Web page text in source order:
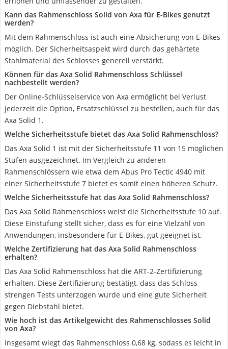
Kann das Rahmenschloss Solid von Axa für E-Bikes genutzt
werden?
Mit dem Rahmenschloss ist auch eine Absicherung von E-Bikes
möglich. Der Sicherheitsaspekt wird durch das gehärtete
Stahlmaterial des Schlosses generell verstärkt.
Können für das Axa Solid Rahmenschloss Schlüssel
nachbestellt werden?
Der Online-Schlüsselservice von Axa ermöglicht bei Verlust
jederzeit die Option, Ersatzschlüssel zu bestellen, auch für das
Axa Solid 1.
Welche Sicherheitsstufe bietet das Axa Solid Rahmenschloss?
Das Axa Solid 1 ist mit der Sicherheitsstufe 11 von 15 möglichen
Stufen ausgezeichnet. Im Vergleich zu anderen
Rahmenschlössern wie etwa dem Abus Pro Tectic 4940 mit
einer Sicherheitsstufe 7 bietet es somit einen höheren Schutz.
Welche Sicherheitsstufe hat das Axa Solid Rahmenschloss?
Das Axa Solid Rahmenschloss weist die Sicherheitsstufe 10 auf.
Diese Einstufung stellt sicher, dass es für eine Vielzahl von
Anwendungen, insbesondere für E-Bikes, gut geeignet ist.
Welche Zertifizierung hat das Axa Solid Rahmenschloss
erhalten?
Das Axa Solid Rahmenschloss hat die ART-2-Zertifizierung
erhalten. Diese Zertifizierung bestätigt, dass das Schloss
strengen Tests unterzogen wurde und eine gute Sicherheit
gegen Diebstahl bietet.
Wie hoch ist das Artikelgewicht des Rahmenschlosses Solid
von Axa?
Insgesamt wiegt das Rahmenschloss 0,68 kg, sodass es leicht in